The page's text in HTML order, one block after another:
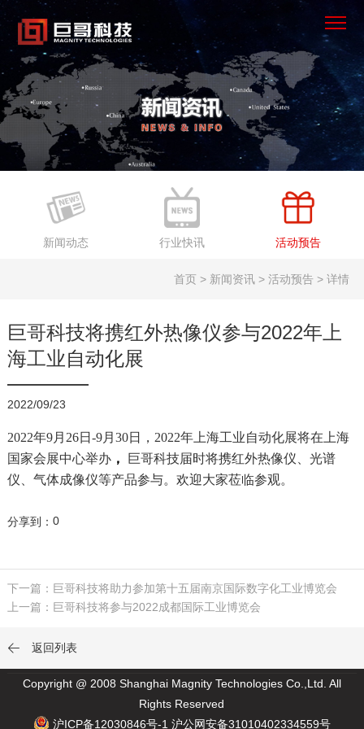
×
首页
产品中心
关于我们
在线商城
新闻动态 行业快讯 活动预告
首页 > 新闻资讯 > 活动预告 > 详情
巨哥科技将携红外热像仪参与2022年上
海工业自动化展
2022/09/23
2022年9月26日-9月30日，2022年上海工业自动化展将在上海
国家会展中心举办， 巨哥科技届时将携红外热像仪 、光谱
仪、气体成像仪等产品参与。欢迎大家莅临参观。
分享到： 0
下一篇：巨哥科技将助力参加第十五届南京国际数字化工业博览会
上一篇：巨哥科技将参与2022成都国际工业博览会
 返回列表
Copyright @ 2008 Shanghai Magnity Technologies Co.,Ltd. All
Rights Reserved
沪ICP备12030846号-1 沪公网安备31010402334559号